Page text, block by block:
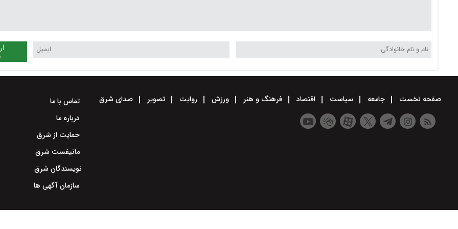
صفحه نخست جامعه سیاست اقتصاد فرهنگ و هنر ورزش روایت تصویر صدای شرق
تماس با ما
درباره ما
حمایت از شرق
مانیفست شرق
نویسندگان شرق
سازمان آگهی ها